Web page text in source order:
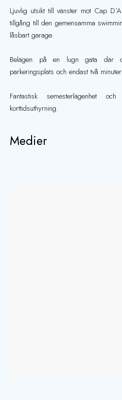
Ljuvlig utsikt till vänster mot Cap
tillgång till den gemensamma
låsbart garage.
Belägen på en lugn gata där
parkeringsplats och endast två
Fantastisk semesterlägenhet
korttidsuthyrning.
Medier